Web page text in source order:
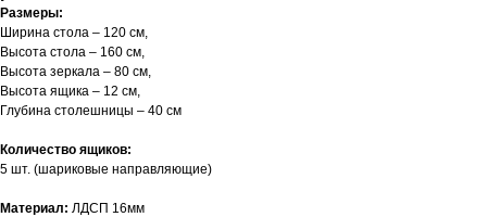
Размеры:
Ширина стола – 120 см,
Высота стола – 160 см,
Высота зеркала – 80 см,
Высота ящика – 12 см,
Глубина столешницы – 40 см
Количество ящиков:
5 шт. (шариковые направляющие)
Материал: ЛДСП 16мм